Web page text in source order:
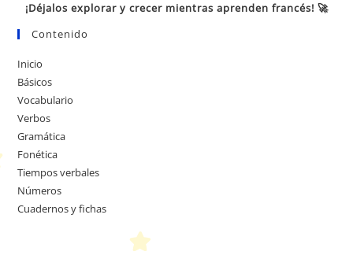
¡Déjalos explorar y crecer mientras aprenden francés! 🚀
Contenido
Inicio
Básicos
Vocabulario
Verbos
Gramática
Fonética
Tiempos verbales
Números
Cuadernos y fichas